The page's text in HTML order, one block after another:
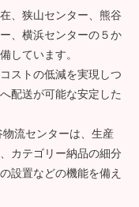
、狭山センター、熊谷
、横浜センターの５か
しています。
ストの低減を実現しつ
配送が可能な安定した
流センターは、生産
カテゴリー納品の細分
設置などの機能を備え